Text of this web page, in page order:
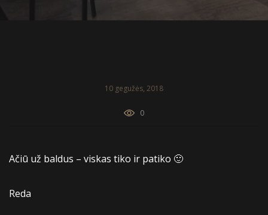
10 gegužės, 2018
0
Ačiū už baldus – viskas tiko ir patiko 🙂
Reda